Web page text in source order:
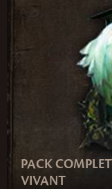
PACK
VIVANT